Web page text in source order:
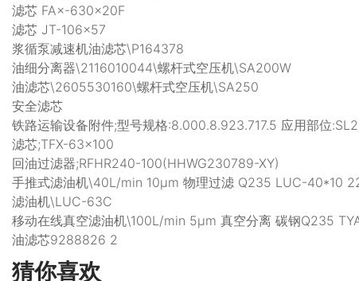
滤芯 FA×-630×20F
滤芯 JT-106×57
浆循泵减速机油滤芯\P164378
油细分离器\2116010044\螺杆式空压机\SA200W
油滤芯\2605530160\螺杆式空压机\SA250
安全滤芯
铁路运输设备附件;型号规格:8.000.8.923.717.5 应用部位
滤芯;TFX-63×100
回油过滤器;RFHR240-100(HHWG230789-XY)
手推式滤油机\40L/min 10μm 物理过滤 Q235 LUC-40*10
滤油机\LUC-63C
移动在线真空滤油机\100L/min 5μm 真空分离 碳钢Q235
油滤芯9288826 2
猜你喜欢